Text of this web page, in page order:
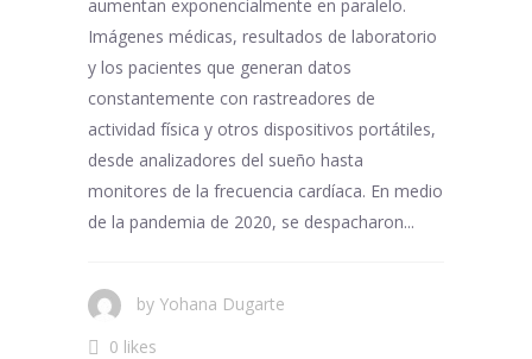
aumentan exponencialmente en paralelo.
Imágenes médicas, resultados de laboratorio
y los pacientes que generan datos
constantemente con rastreadores de
actividad física y otros dispositivos portátiles,
desde analizadores del sueño hasta
monitores de la frecuencia cardíaca. En medio
de la pandemia de 2020, se despacharon...
by Yohana Dugarte
0 likes